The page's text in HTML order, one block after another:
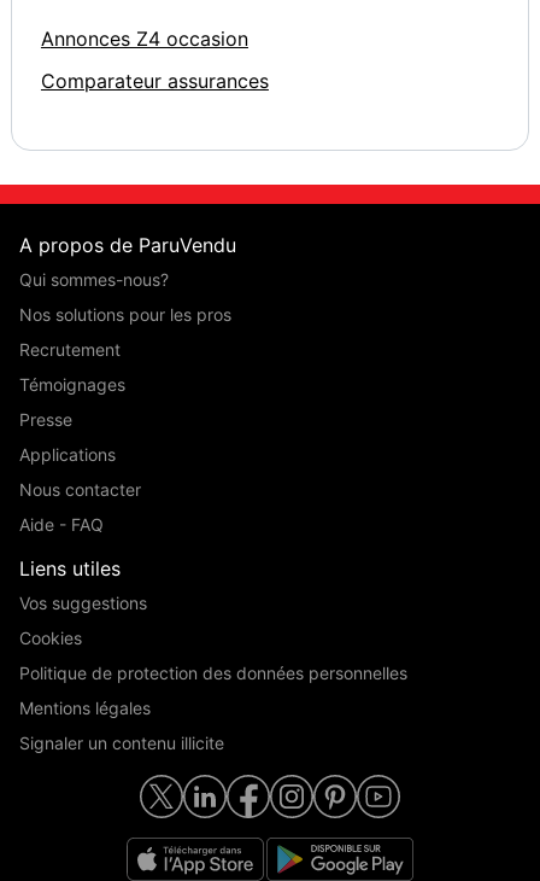
Annonces Z4 occasion
Comparateur assurances
A propos de ParuVendu
Qui sommes-nous?
Nos solutions pour les pros
Recrutement
Témoignages
Presse
Applications
Nous contacter
Aide - FAQ
Liens utiles
Vos suggestions
Cookies
Politique de protection des données personnelles
Mentions légales
Signaler un contenu illicite